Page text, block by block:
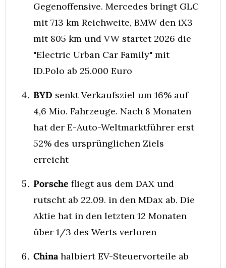
Gegenoffensive. Mercedes bringt GLC
mit 713 km Reichweite, BMW den iX3
mit 805 km und VW startet 2026 die
"Electric Urban Car Family" mit
ID.Polo ab 25.000 Euro
BYD senkt Verkaufsziel um 16% auf
4,6 Mio. Fahrzeuge. Nach 8 Monaten
hat der E-Auto-Weltmarktführer erst
52% des ursprünglichen Ziels
erreicht
Porsche fliegt aus dem DAX und
rutscht ab 22.09. in den MDax ab. Die
Aktie hat in den letzten 12 Monaten
über 1/3 des Werts verloren
China halbiert EV-Steuervorteile ab